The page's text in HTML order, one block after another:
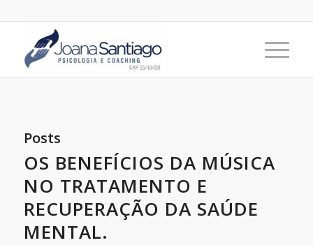
Posts
OS BENEFÍCIOS DA MÚSICA
NO TRATAMENTO E
RECUPERAÇÃO DA SAÚDE
MENTAL.